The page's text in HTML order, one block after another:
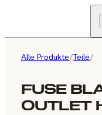
Alle Produkte/Teile/
FUSE
OUTLET